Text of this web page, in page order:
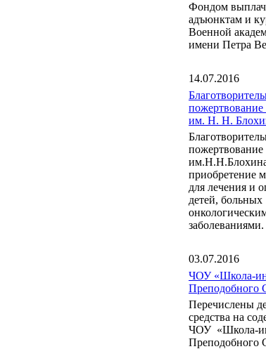
Фондом
адъюнктам и
Военной
имени Петра
14.07.2016
им. Н. Н.
приобретение
для лечения и
детей, больных
заболеваниями.
03.07.2016
ЧОУ «Школа-
Преподобного
Перечислены
средства на
ЧОУ «Школа-
Преподобного